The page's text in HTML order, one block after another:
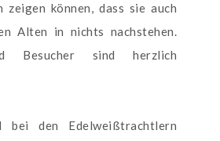
zeigen können, dass sie auch
Alten in nichts nachstehen.
Besucher sind herzlich
bei den Edelweißtrachtlern